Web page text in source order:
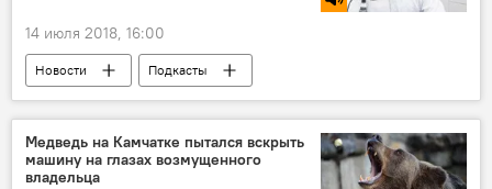
14 июля 2018, 16:00
Новости
Подкасты
Сказано в эфире
молдавские ВУЗы
факультет
абитуриент-2018
Медведь на Камчатке пытался вскрыть
машину на глазах возмущенного
владельца